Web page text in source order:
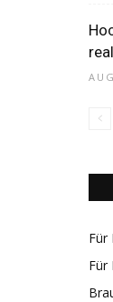
Für
Für